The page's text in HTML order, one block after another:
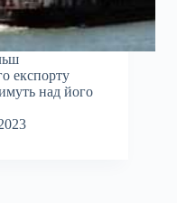
експорту
над його